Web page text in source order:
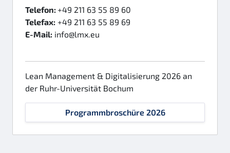
Telefon: +49 211 63 55 89 60
Telefax: +49 211 63 55 89 69
E-Mail: info@lmx.eu
Lean Management & Digitalisierung 2026 an
der Ruhr-Universität Bochum
Programmbroschüre 2026